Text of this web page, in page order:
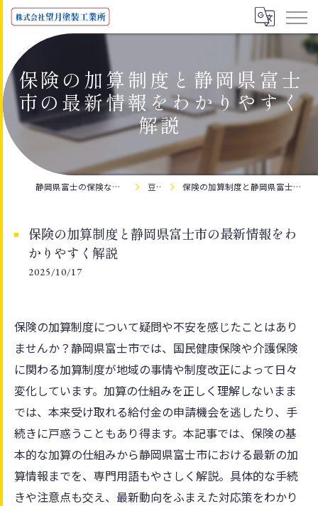
保険の加算制度と静岡県富士
市の最新情報をわかりやすく
解説
静岡県富士の保険なら株式会社望月塗装工業所 豆知識 保険の加算制度と静岡県富士市の最新情報をわかりやすく解説
保険の加算制度と静岡県富士市の最新情報をわ
かりやすく解説
2025/10/17
保険の加算制度について疑問や不安を感じたことはあり
ませんか？静岡県富士市では、国民健康保険や介護保険
に関わる加算制度が地域の事情や制度改正によって日々
変化しています。加算の仕組みを正しく理解しないまま
では、本来受け取れる給付金の申請機会を逃したり、手
続きに戸惑うこともあり得ます。本記事では、保険の基
本的な加算の仕組みから静岡県富士市における最新の加
算情報までを、専門用語もやさしく解説。具体的な手続
きや注意点も交え、最新動向をふまえた対応策をわかり